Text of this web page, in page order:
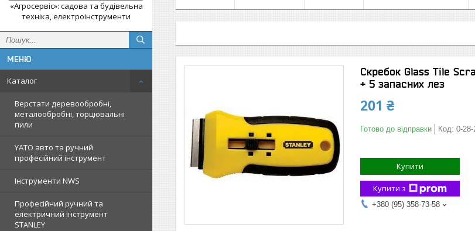
«Агросервіс»: садова та будівельна
техніка, електроінструменти
Каталог
Верстати деревообробні,
металообробні, торцювальні
пили
YATO авто та ручний
професійний інструмент
Інструменти NWS
Професійний ручний та
електричний інструмент
STANLEY
Скребок Glass Tile
+ 5 запасних лез
201 ₴
Готово до відправки Код: 0-28-
Купити
Купити з
+380 (95) 358-73-58